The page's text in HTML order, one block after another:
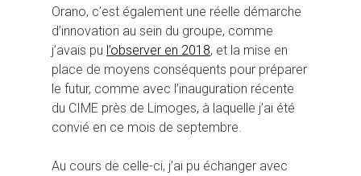
Orano, c’est également une réelle démarche
d’innovation au sein du groupe, comme
j’avais pu l’observer en 2018, et la mise en
place de moyens conséquents pour préparer
le futur, comme avec l’inauguration récente
du CIME près de Limoges, à laquelle j’ai été
convié en ce mois de septembre.
Au cours de celle-ci, j’ai pu échanger avec